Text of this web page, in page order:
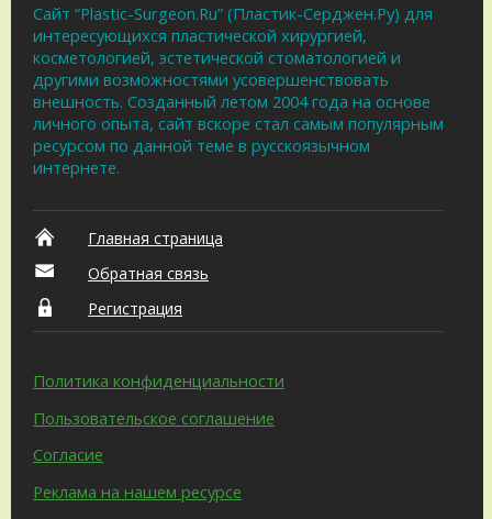
Сайт “Plastic-Surgeon.Ru” (Пластик-Серджен.Ру) для
интересующихся пластической хирургией,
косметологией, эстетической стоматологией и
другими возможностями усовершенствовать
внешность. Созданный летом 2004 года на основе
личного опыта, сайт вскоре стал самым популярным
ресурсом по данной теме в русскоязычном
интернете.
Главная страница
Обратная связь
Регистрация
Политика конфиденциальности
Пользовательское соглашение
Согласие
Реклама на нашем ресурсе